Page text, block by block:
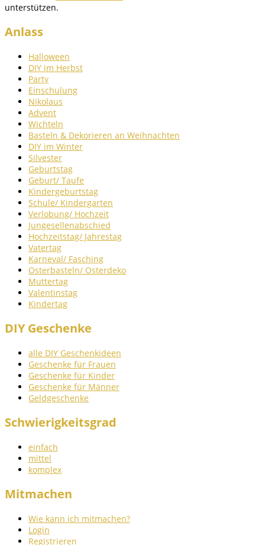
unterstützen.
Anlass
Halloween
DIY im Herbst
Party
Einschulung
Nikolaus
Advent
Wichteln
Basteln & Dekorieren an Weihnachten
DIY im Winter
Silvester
Geburtstag
Geburt/ Taufe
Kindergeburtstag
Schule/ Kindergarten
Verlobung/ Hochzeit
Jungesellenabschied
Hochzeitstag/ Jahrestag
Vatertag
Karneval/ Fasching
Osterbasteln/ Osterdeko
Muttertag
Valentinstag
Kindertag
DIY Geschenke
alle DIY Geschenkideen
Geschenke für Frauen
Geschenke für Kinder
Geschenke für Männer
Geldgeschenke
Schwierigkeitsgrad
einfach
mittel
komplex
Mitmachen
Wie kann ich mitmachen?
Login
Registrieren